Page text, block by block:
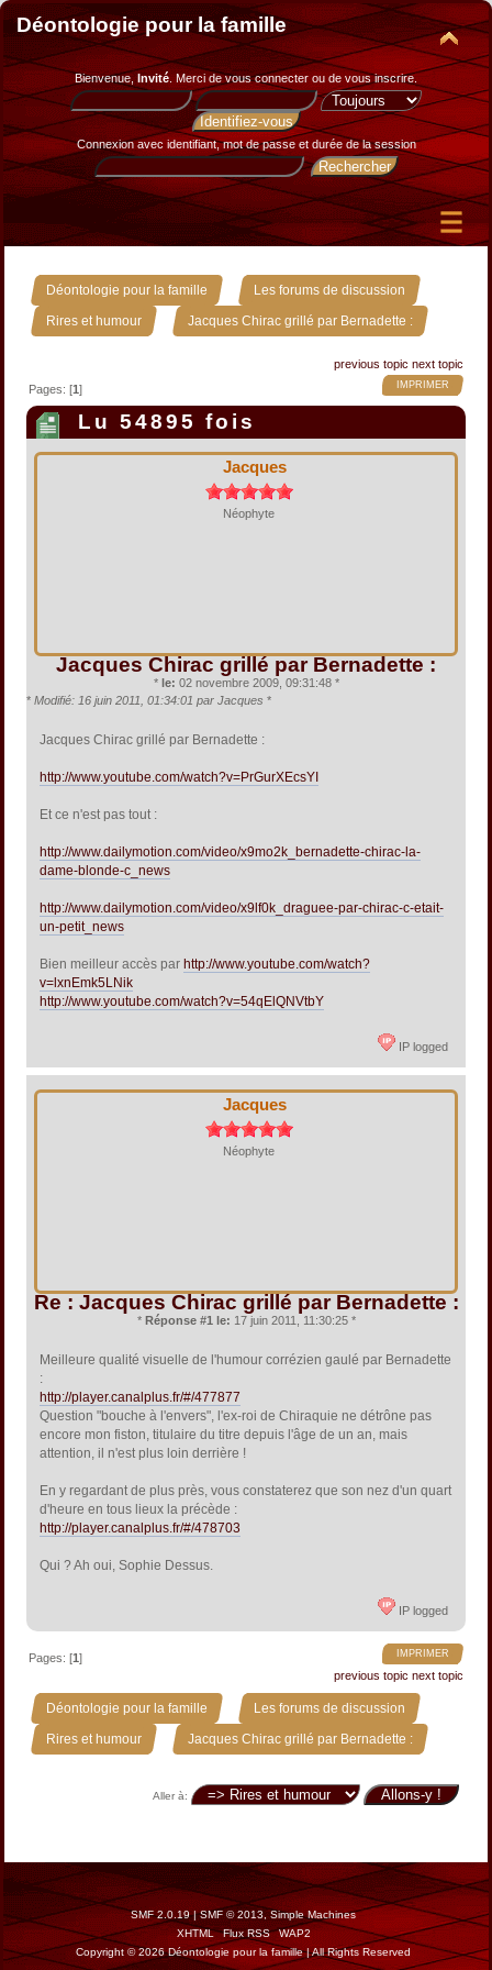
Déontologie pour la famille
Bienvenue, Invité. Merci devous connecter ou de vous inscrire.
Connexion avec identifiant, mot de passe et durée de la session
Déontologie pour la famille » Les forums de discussion »
Rires et humour » Jacques Chirac grillé par Bernadette :
previous topic next topic
IMPRIMER
Pages: [1]
Lu 54895 fois
Jacques
Néophyte
Jacques Chirac grillé par Bernadette :
* le: 02 novembre 2009, 09:31:48 *
* Modifié: 16 juin 2011, 01:34:01 par Jacques *
Jacques Chirac grillé par Bernadette :
http://www.youtube.com/watch?v=PrGurXEcsYI
Et ce n'est pas tout :
http://www.dailymotion.com/video/x9mo2k_bernadette-chirac-la-
dame-blonde-c_news
http://www.dailymotion.com/video/x9lf0k_draguee-par-chirac-c-etait-
un-petit_news
Bien meilleur accès par http://www.youtube.com/watch?
v=lxnEmk5LNik
http://www.youtube.com/watch?v=54qElQNVtbY
IP logged
Jacques
Néophyte
Re : Jacques Chirac grillé par Bernadette :
* Réponse #1 le: 17 juin 2011, 11:30:25 *
Meilleure qualité visuelle de l'humour corrézien gaulé par Bernadette
:
http://player.canalplus.fr/#/477877
Question "bouche à l'envers", l'ex-roi de Chiraquie ne détrône pas
encore mon fiston, titulaire du titre depuis l'âge de un an, mais
attention, il n'est plus loin derrière !
En y regardant de plus près, vous constaterez que son nez d'un quart
d'heure en tous lieux la précède :
http://player.canalplus.fr/#/478703
Qui ? Ah oui, Sophie Dessus.
IP logged
IMPRIMER
Pages: [1]
previous topic next topic
Déontologie pour la famille » Les forums de discussion »
Rires et humour » Jacques Chirac grillé par Bernadette :
Aller à:
SMF 2.0.19|SMF © 2013, Simple Machines
XHTML
Flux RSS
WAP2
Copyright © 2026 Déontologie pour la famille | All Rights Reserved